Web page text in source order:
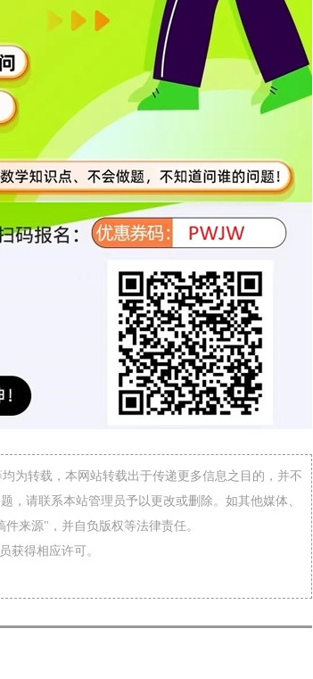
为转载，本网站转载出于传递更多信息之目的，并不
，请联系本站管理员予以更改或删除。如其他媒体、
来源"，并自负版权等法律责任。
获得相应许可。